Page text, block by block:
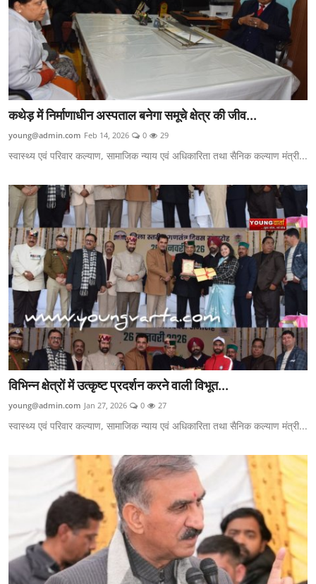
कथेड़ में निर्माणाधीन अस्पताल बनेगा समूचे क्षेत्र की जीव...
young@admin.com Feb 14, 2026 0 29
स्वास्थ्य एवं परिवार कल्याण, सामाजिक न्याय एवं अधिकारिता तथा सैनिक कल्याण मंत्री...
विभिन्न क्षेत्रों में उत्कृष्ट प्रदर्शन करने वाली विभूत...
young@admin.com Jan 27, 2026 0 27
स्वास्थ्य एवं परिवार कल्याण, सामाजिक न्याय एवं अधिकारिता तथा सैनिक कल्याण मंत्री...